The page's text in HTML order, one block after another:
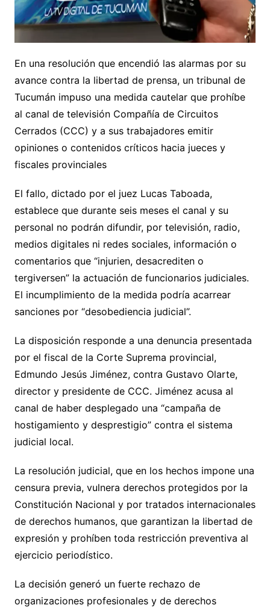
En una resolución que encendió las alarmas por su
avance contra la libertad de prensa, un tribunal de
Tucumán impuso una medida cautelar que prohíbe
al canal de televisión Compañía de Circuitos
Cerrados (CCC) y a sus trabajadores emitir
opiniones o contenidos críticos hacia jueces y
fiscales provinciales
El fallo, dictado por el juez Lucas Taboada,
establece que durante seis meses el canal y su
personal no podrán difundir, por televisión, radio,
medios digitales ni redes sociales, información o
comentarios que “injurien, desacrediten o
tergiversen” la actuación de funcionarios judiciales.
El incumplimiento de la medida podría acarrear
sanciones por “desobediencia judicial”.
La disposición responde a una denuncia presentada
por el fiscal de la Corte Suprema provincial,
Edmundo Jesús Jiménez, contra Gustavo Olarte,
director y presidente de CCC. Jiménez acusa al
canal de haber desplegado una “campaña de
hostigamiento y desprestigio” contra el sistema
judicial local.
La resolución judicial, que en los hechos impone una
censura previa, vulnera derechos protegidos por la
Constitución Nacional y por tratados internacionales
de derechos humanos, que garantizan la libertad de
expresión y prohíben toda restricción preventiva al
ejercicio periodístico.
La decisión generó un fuerte rechazo de
organizaciones profesionales y de derechos